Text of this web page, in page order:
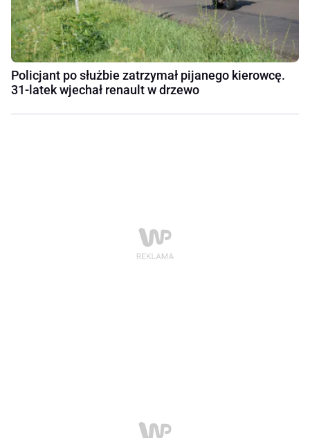
Policjant po służbie zatrzymał pijanego kierowcę.
31-latek wjechał renault w drzewo